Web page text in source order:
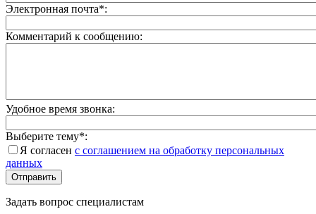
Электронная почта*:
Комментарий к сообщению:
Удобное время звонка:
Выберите тему*:
Я согласен с соглашением на обработку персональных
данных
Задать вопрос специалистам